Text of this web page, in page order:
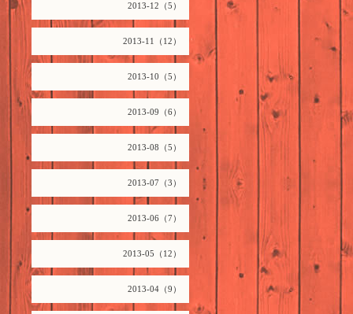
2013-12（5）
2013-11（12）
2013-10（5）
2013-09（6）
2013-08（5）
2013-07（3）
2013-06（7）
2013-05（12）
2013-04（9）